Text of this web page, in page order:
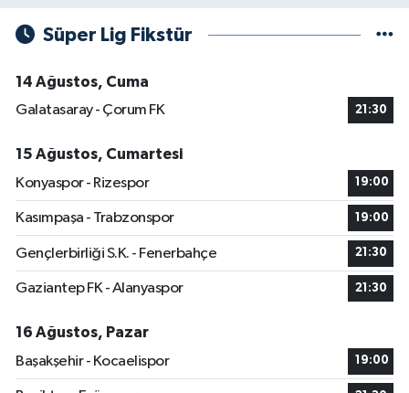
Süper Lig Fikstür
14 Ağustos, Cuma
Galatasaray - Çorum FK
21:30
15 Ağustos, Cumartesi
Konyaspor - Rizespor
19:00
Kasımpaşa - Trabzonspor 19:00
Gençlerbirliği S.K. - Fenerbahçe 21:30
Gaziantep FK - Alanyaspor 21:30
16 Ağustos, Pazar
Başakşehir - Kocaelispor
19:00